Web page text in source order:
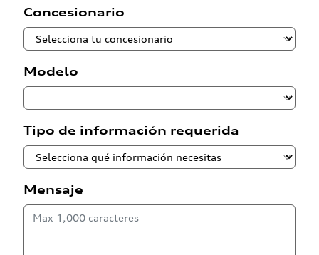
Concesionario
Modelo
Tipo de información requerida
Mensaje